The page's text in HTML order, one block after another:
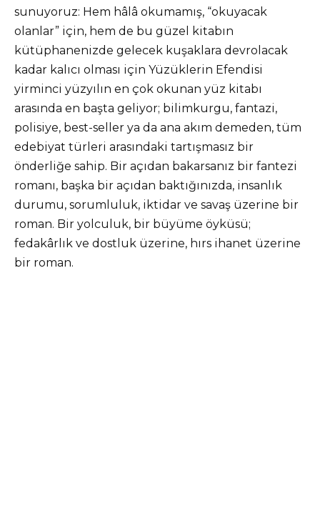
sunuyoruz: Hem hâlâ okumamış, “okuyacak
olanlar” için, hem de bu güzel kitabın
kütüphanenizde gelecek kuşaklara devrolacak
kadar kalıcı olması için Yüzüklerin Efendisi
yirminci yüzyılın en çok okunan yüz kitabı
arasında en başta geliyor; bilimkurgu, fantazi,
polisiye, best-seller ya da ana akım demeden, tüm
edebiyat türleri arasındaki tartışmasız bir
önderliğe sahip. Bir açıdan bakarsanız bir fantezi
romanı, başka bir açıdan baktığınızda, insanlık
durumu, sorumluluk, iktidar ve savaş üzerine bir
roman. Bir yolculuk, bir büyüme öyküsü;
fedakârlık ve dostluk üzerine, hırs ihanet üzerine
bir roman.